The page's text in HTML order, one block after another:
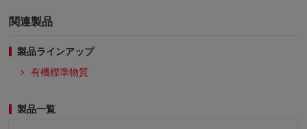
関連製品
製品ラインアップ
有機標準物質
製品一覧